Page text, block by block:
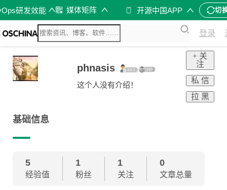
研发效能 媒体矩阵 开源中国APP 切
登录
phnasis
这个人没有介绍！
+ 关
注
私 信
拉 黑
基础信息
5
经验值
1
粉丝
1
关注
0
文章总量